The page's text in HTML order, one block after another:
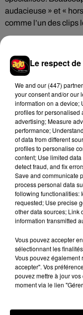
audacieuse » et «
comme l’un des clips
Avec ce nouveau
sa capacité à
visuel.
Cet élément est
dépôt de
souhaitez
en
Hip-Hop News
6
Le respect
We and our (447)
your consent and/or our
information on a device;
profiles for personalised
advertising; Measure
performance;
of data from different
profiles to personalise
content; Use limited
detect fraud, and fix
Save and communicate
process personal data
following functionalities:
requested; Use precise
other data sources; Link
information transmitted
Vous pouvez accepter
sélectionnant les
Vous pouvez également
accepter". Vos
pouvez mettre à jour
moment via le lien